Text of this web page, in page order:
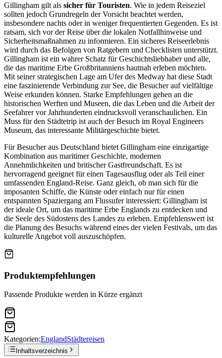
Gillingham gilt als sicher für Touristen. Wie in jedem Reiseziel
sollten jedoch Grundregeln der Vorsicht beachtet werden,
insbesondere nachts oder in weniger frequentierten Gegenden. Es ist
ratsam, sich vor der Reise über die lokalen Notfallhinweise und
Sicherheitsmaßnahmen zu informieren. Ein sicheres Reiseerlebnis
wird durch das Befolgen von Ratgebern und Checklisten unterstützt.
Gillingham ist ein wahrer Schatz für Geschichtsliebhaber und alle,
die das maritime Erbe Großbritanniens hautnah erleben möchten.
Mit seiner strategischen Lage am Ufer des Medway hat diese Stadt
eine faszinierende Verbindung zur See, die Besucher auf vielfältige
Weise erkunden können. Starke Empfehlungen gehen an die
historischen Werften und Museen, die das Leben und die Arbeit der
Seefahrer vor Jahrhunderten eindrucksvoll veranschaulichen. Ein
Muss für den Städtetrip ist auch der Besuch im Royal Engineers
Museum, das interessante Militärgeschichte bietet.
Für Besucher aus Deutschland bietet Gillingham eine einzigartige
Kombination aus maritimer Geschichte, modernen
Annehmlichkeiten und britischer Gastfreundschaft. Es ist
hervorragend geeignet für einen Tagesausflug oder als Teil einer
umfassenden England-Reise. Ganz gleich, ob man sich für die
imposanten Schiffe, die Künste oder einfach nur für einen
entspannten Spaziergang am Flussufer interessiert: Gillingham ist
der ideale Ort, um das maritime Erbe Englands zu entdecken und
die Seele des Südostens des Landes zu erleben. Empfehlenswert ist
die Planung des Besuchs während eines der vielen Festivals, um das
kulturelle Angebot voll auszuschöpfen.
Produktempfehlungen
Passende Produkte werden in Kürze ergänzt
Kategorien:EnglandStädtereisen
Inhaltsverzeichnis